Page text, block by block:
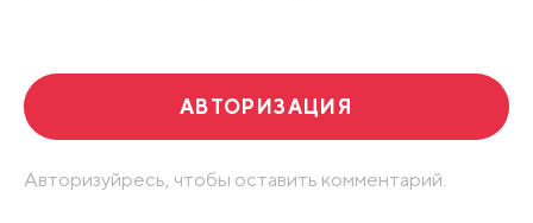
АВТОРИЗАЦИЯ
Авторизуйресь, чтобы оставить комментарий.